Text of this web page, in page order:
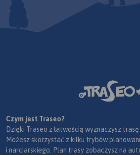
Czym jest Traseo?
Dzięki Traseo z łatwością wyznaczysz
Możesz skorzystać z kilku trybów
i narciarskiego. Plan trasy zobaczysz na